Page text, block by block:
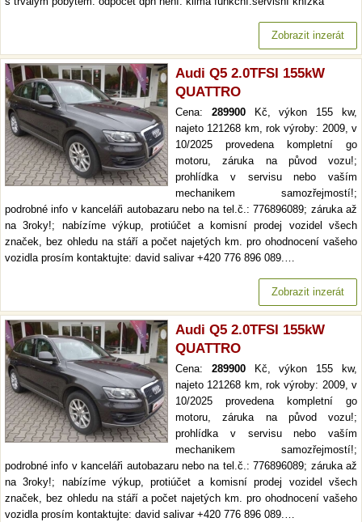
Zobrazit inzerát
Audi Q5 2.0TFSI 155kW
QUATTRO
Cena: 289900Kč, výkon 155 kw,
najeto 121268 km, rok výroby: 2009, v
10/2025 provedena kompletní go
motoru, záruka na původ vozu!;
prohlídka v servisu nebo vaším
mechanikem samozřejmostí!;
podrobné info v kanceláři autobazaru nebo na tel.č.: 776896089; záruka až
na 3roky!; nabízíme výkup, protiúčet a komisní prodej vozidel všech
značek, bez ohledu na stáří a počet najetých km. pro ohodnocení vašeho
vozidla prosím kontaktujte: david salivar +420 776 896 089.…
Zobrazit inzerát
Audi Q5 2.0TFSI 155kW
QUATTRO
Cena: 289900Kč, výkon 155 kw,
najeto 121268 km, rok výroby: 2009, v
10/2025 provedena kompletní go
motoru, záruka na původ vozu!;
prohlídka v servisu nebo vaším
mechanikem samozřejmostí!;
podrobné info v kanceláři autobazaru nebo na tel.č.: 776896089; záruka až
na 3roky!; nabízíme výkup, protiúčet a komisní prodej vozidel všech
značek, bez ohledu na stáří a počet najetých km. pro ohodnocení vašeho
vozidla prosím kontaktujte: david salivar +420 776 896 089.…